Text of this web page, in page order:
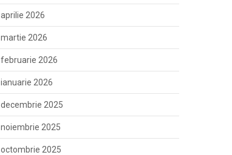
aprilie 2026
martie 2026
februarie 2026
ianuarie 2026
decembrie 2025
noiembrie 2025
octombrie 2025